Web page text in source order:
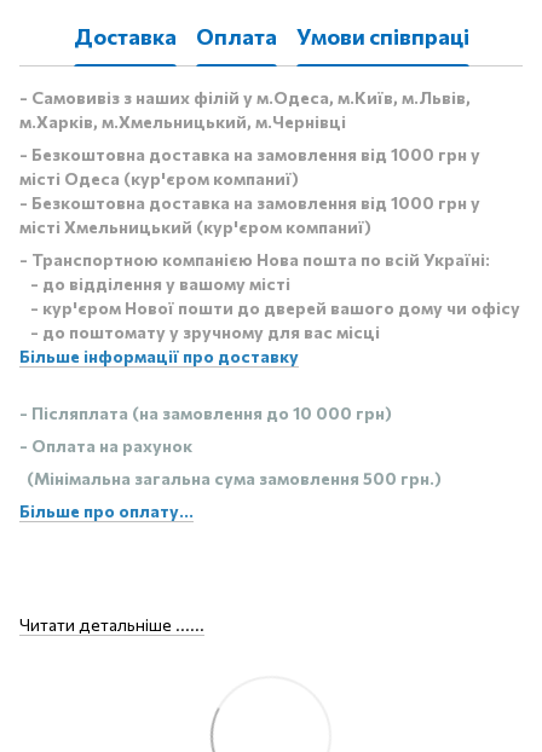
Доставка Оплата Умови співпраці
- Самовивіз з наших філій у м.Одеса, м.Київ, м.Львів,
м.Харків, м.Хмельницький, м.Чернівці
- Безкоштовна доставка на замовлення від 1000 грн у
місті Одеса (кур'єром компаниї)
- Безкоштовна доставка на замовлення від 1000 грн у
місті Хмельницький (кур'єром компаниї)
- Транспортною компанією Нова пошта по всій Україні:
- до відділення у вашому місті
- кур'єром Нової пошти до дверей вашого дому чи офісу
- до поштомату у зручному для вас місці
Більше інформації про доставку
- Післяплата (на замовлення до 10 000 грн)
- Оплата на рахунок
(Мінімальна загальна сума замовлення 500 грн.)
Більше про оплату...
Читати детальніше ......